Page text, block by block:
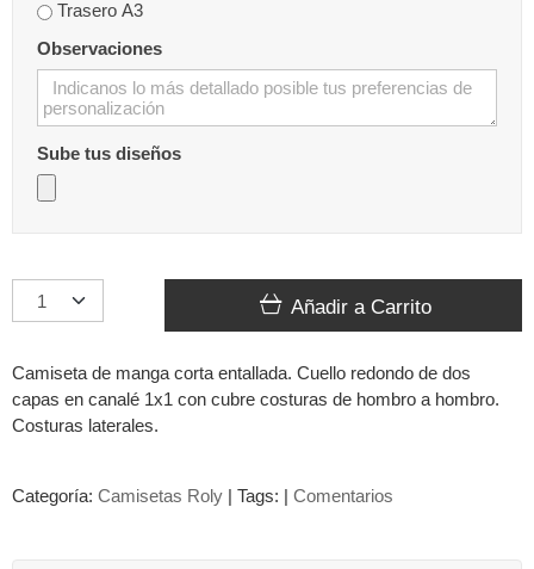
Trasero A3
Observaciones
Sube tus diseños
Añadir a Carrito
Camiseta de manga corta entallada. Cuello redondo de dos
capas en canalé 1x1 con cubre costuras de hombro a hombro.
Costuras laterales.
Categoría: Camisetas Roly | Tags: | Comentarios